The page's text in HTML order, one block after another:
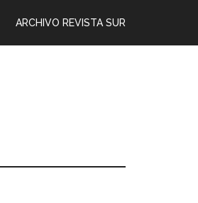
ARCHIVO REVISTA SUR